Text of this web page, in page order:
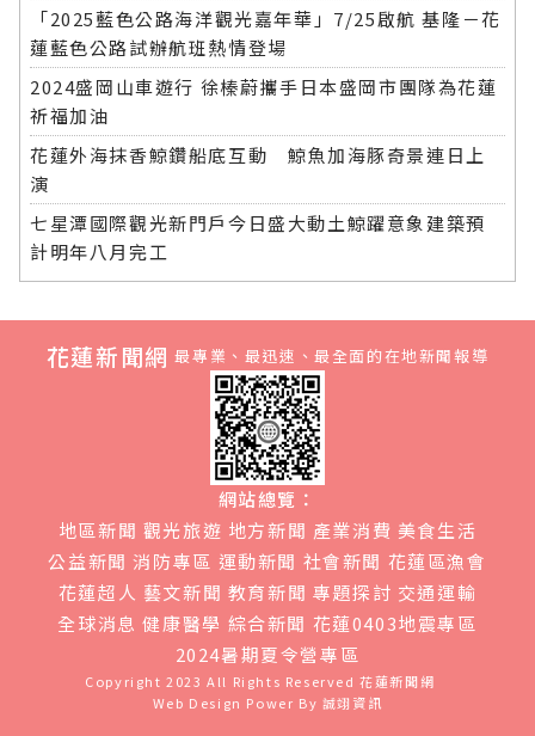
「2025藍色公路海洋觀光嘉年華」7/25啟航 基隆－花
蓮藍色公路試辦航班熱情登場
2024盛岡山車遊行 徐榛蔚攜手日本盛岡市團隊為花蓮
祈福加油
花蓮外海抹香鯨鑽船底互動 鯨魚加海豚奇景連日上
演
七星潭國際觀光新門戶今日盛大動土鯨躍意象建築預
計明年八月完工
花蓮新聞網 最專業、最迅速、最全面的在地新聞報導
網站總覽：
地區新聞 觀光旅遊 地方新聞 產業消費 美食生活
公益新聞 消防專區 運動新聞 社會新聞 花蓮區漁會
花蓮超人 藝文新聞 教育新聞 專題探討 交通運輸
全球消息 健康醫學 綜合新聞 花蓮0403地震專區
2024暑期夏令營專區
Copyright 2023 All Rights Reserved花蓮新聞網
Web Design Power By 誠翊資訊